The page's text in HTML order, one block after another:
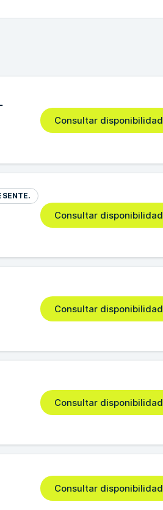
Consultar disponibilidad
Consultar disponibilidad
Consultar disponibilidad
Consultar disponibilidad
Consultar disponibilidad